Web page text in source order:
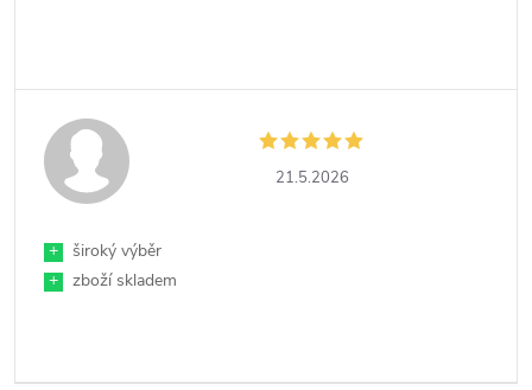
21.5.2026
+
široký výběr
+
zboží skladem